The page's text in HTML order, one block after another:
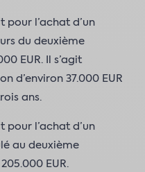
pour l’achat d’un
du deuxième
EUR. Il s’agit
d’environ 37.000 EUR
ans.
pour l’achat d’un
au deuxième
EUR.